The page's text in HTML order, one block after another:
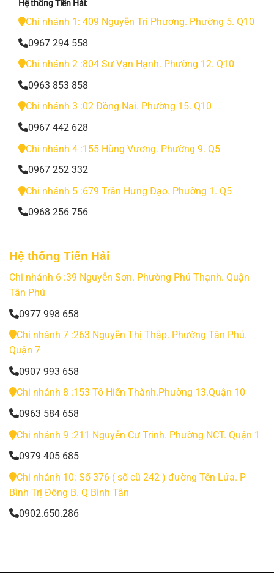
Hệ thống Tiến Hải:
Chi nhánh 1: 409 Nguyễn Tri Phương. Phường 5. Q10
0967 294 558
Chi nhánh 2 :804 Sư Vạn Hạnh. Phường 12. Q10
0963 853 858
Chi nhánh 3 :02 Đồng Nai. Phường 15. Q10
0967 442 628
Chi nhánh 4 :155 Hùng Vương. Phường 9. Q5
0967 252 332
Chi nhánh 5 :679 Trần Hưng Đạo. Phường 1. Q5
0968 256 756
Hệ thống Tiến Hải
Chi nhánh 6 :39 Nguyễn Sơn. Phường Phú Thạnh. Quận
Tân Phú
0977 998 658
Chi nhánh 7 :263 Nguyễn Thị Thập. Phường Tân Phú.
Quận 7
0907 993 658
Chi nhánh 8 :153 Tô Hiến Thành.Phường 13.Quận 10
0963 584 658
Chi nhánh 9 :211 Nguyễn Cư Trinh. Phường NCT. Quận 1
0979 405 685
Chi nhánh 10: Số 376 ( số cũ 242 ) đường Tên Lửa. P
Bình Trị Đông B. Q Bình Tân
0902.650.286